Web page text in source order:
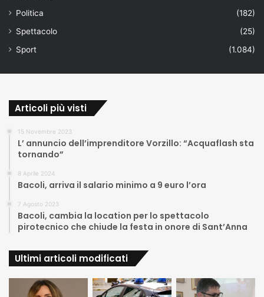
Politica
(182)
Spettacolo
(25)
Sport
(1.084)
Articoli più visti
15 Novembre 2023
L’ annuncio dell’imprenditore Vorzillo: “Acquaflash sta
tornando”
8 Aprile 2024
Bacoli, arriva il salario minimo a 9 euro l’ora
7 Agosto 2023
Bacoli, cambia la location per lo spettacolo
pirotecnico che chiude la festa in onore di Sant’Anna
Ultimi articoli modificati